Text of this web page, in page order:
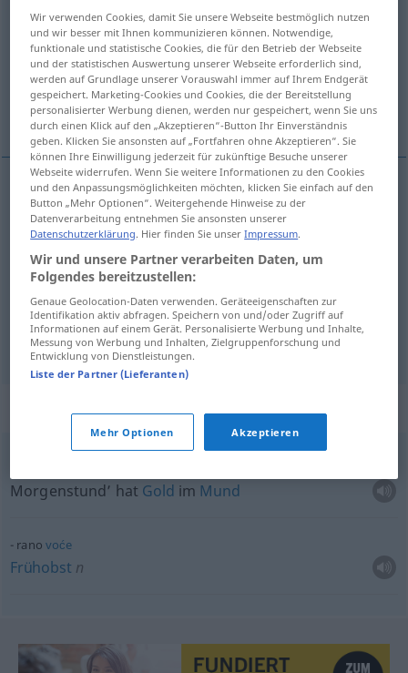
ranoadv
Übersicht aller Übersetzungen
(Für mehr Details die Übersetzung anklicken/antippen)
sehr früh aufstehen
rano → siehe „ran“
Beispiele
sehr früh aufstehen
Beispielsätze für "rano"
Morgenstund’ hat Gold im Mund
rano voće
Frühobst n
Wir verwenden Cookies, damit Sie unsere Webseite bestmöglich nutzen
und wir besser mit Ihnen kommunizieren können. Notwendige,
funktionale und statistische Cookies, die für den Betrieb der Webseite
und der statistischen Auswertung unserer Webseite erforderlich sind,
werden auf Grundlage unserer Vorauswahl immer auf Ihrem Endgerät
gespeichert. Marketing-Cookies und Cookies, die der Bereitstellung
personalisierter Werbung dienen, werden nur gespeichert, wenn Sie uns
durch einen Klick auf den „Akzeptieren“-Button Ihr Einverständnis
geben. Klicken Sie ansonsten auf „Fortfahren ohne Akzeptieren“. Sie
können Ihre Einwilligung jederzeit für zukünftige Besuche unserer
Webseite widerrufen. Wenn Sie weitere Informationen zu den Cookies
und den Anpassungsmöglichkeiten möchten, klicken Sie einfach auf den
Button „Mehr Optionen“. Weitergehende Hinweise zu der
Datenverarbeitung entnehmen Sie ansonsten unserer
Datenschutzerklärung. Hier finden Sie unserImpressum.
Wir und unsere Partner verarbeiten Daten, um
Folgendes bereitzustellen:
Genaue Geolocation-Daten verwenden. Geräteeigenschaften zur
Identifikation aktiv abfragen. Speichern von und/oder Zugriff auf
Informationen auf einem Gerät. Personalisierte Werbung und Inhalte,
Messung von Werbung und Inhalten, Zielgruppenforschung und
Entwicklung von Dienstleistungen.
Liste der Partner (Lieferanten)
Mehr Optionen Akzeptieren